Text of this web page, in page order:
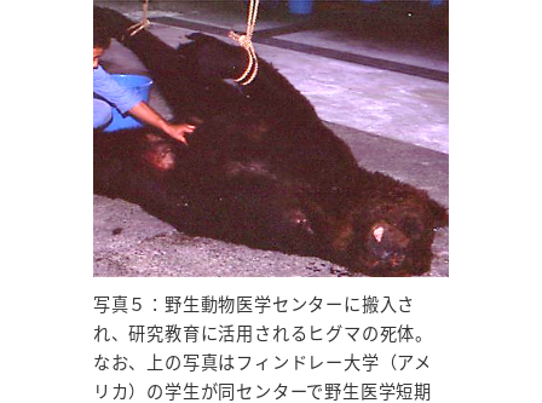
写真５：野生動物医学センターに搬入さ
れ、研究教育に活用されるヒグマの死体。
なお、上の写真はフィンドレー大学（アメ
リカ）の学生が同センターで野生医学短期